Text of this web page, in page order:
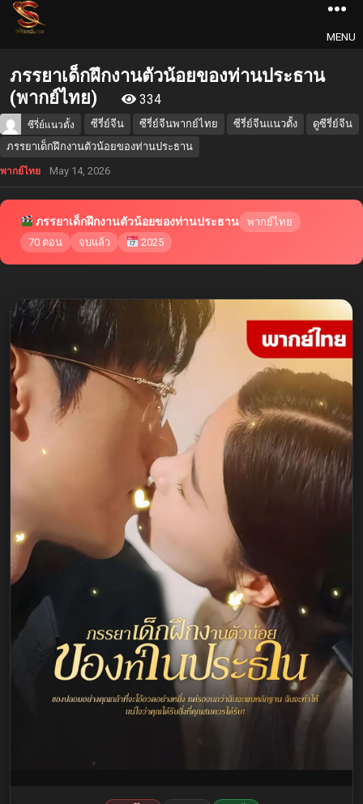
MENU
ภรรยาเด็กฝึกงานตัวน้อยของท่านประธาน
(พากย์ไทย)
334
ซีรี่ย์แนวตั้ง ซีรี่ย์จีน ซีรี่ย์จีนพากย์ไทย ซีรี่ย์จีนแนวตั้ง
ดูซีรี่ย์จีน
ภรรยาเด็กฝึกงานตัวน้อยของท่านประธาน
พากย์ไทย May 14, 2026
ภรรยาเด็กฝึกงานตัวน้อยของท่านประธาน
พากย์ไทย
70 ตอน
จบแล้ว 2025